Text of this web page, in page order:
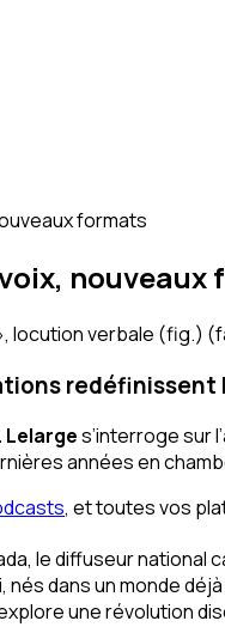
formats
nouveaux
locution verbale
redéfinissent
Lelarges’interroge sur
années en
, et toutes vos
le diffuseur
nés dans un monde
une révolution